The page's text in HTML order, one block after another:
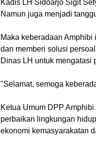
Kadis LH Sidoarjo Sigit
Namun juga menjadi
Maka keberadaan
dan memberi solusi
Dinas LH untuk mengatasi
"Selamat, semoga
Ketua Umum DPP
perbaikan lingkungan
ekonomi kemasyarakatan